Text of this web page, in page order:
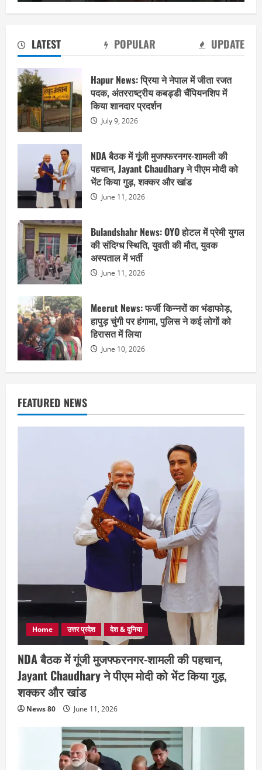
LATEST POPULAR UPDATE
Hapur News: प्रिया ने नेपाल में जीता रजत
पदक, अंतरराष्ट्रीय कबड्डी चैंपियनशिप में
किया शानदार प्रदर्शन
July 9, 2026
NDA बैठक में गूंजी मुजफ्फरनगर-शामली की
पहचान, Jayant Chaudhary ने पीएम मोदी को
भेंट किया गुड़, शक्कर और खांड
June 11, 2026
Bulandshahr News: OYO होटल में प्रेमी युगल
की संदिग्ध स्थिति, युवती की मौत, युवक
अस्पताल में भर्ती
June 11, 2026
Meerut News: फर्जी किन्नरों का भंडाफोड़,
हापुड़ चुंगी पर हंगामा, पुलिस ने कई लोगों को
हिरासत में लिया
June 10, 2026
FEATURED NEWS
Home उत्तर प्रदेश देश & दुनिया
NDA बैठक में गूंजी मुजफ्फरनगर-शामली की पहचान,
Jayant Chaudhary ने पीएम मोदी को भेंट किया गुड़,
शक्कर और खांड
News 80 June 11, 2026